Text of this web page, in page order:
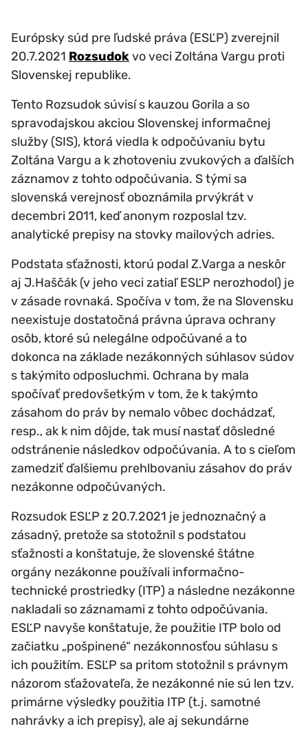
Európsky súd pre ľudské práva (ESĽP) zverejnil
20.7.2021 Rozsudokvo veci Zoltána Vargu proti
Slovenskej republike.
Tento Rozsudok súvisí s kauzou Gorila a so
spravodajskou akciou Slovenskej informačnej
služby (SIS), ktorá viedla k odpočúvaniu bytu
Zoltána Vargu a k zhotoveniu zvukových a ďalších
záznamov z tohto odpočúvania. S tými sa
slovenská verejnosť oboznámila prvýkrát v
decembri 2011, keď anonym rozposlal tzv.
analytické prepisy na stovky mailových adries.
Podstata sťažnosti, ktorú podal Z.Varga a neskôr
aj J.Haščák (v jeho veci zatiaľ ESĽP nerozhodol) je
v zásade rovnaká. Spočíva v tom, že na Slovensku
neexistuje dostatočná právna úprava ochrany
osôb, ktoré sú nelegálne odpočúvané a to
dokonca na základe nezákonných súhlasov súdov
s takýmito odposluchmi. Ochrana by mala
spočívať predovšetkým v tom, že k takýmto
zásahom do práv by nemalo vôbec dochádzať,
resp., ak k nim dôjde, tak musí nastať dôsledné
odstránenie následkov odpočúvania. A to s cieľom
zamedziť ďalšiemu prehlbovaniu zásahov do práv
nezákonne odpočúvaných.
Rozsudok ESĽP z 20.7.2021 je jednoznačný a
zásadný, pretože sa stotožnil s podstatou
sťažnosti a konštatuje, že slovenské štátne
orgány nezákonne používali informačno-
technické prostriedky (ITP) a následne nezákonne
nakladali so záznamami z tohto odpočúvania.
ESĽP navyše konštatuje, že použitie ITP bolo od
začiatku „pošpinené“ nezákonnosťou súhlasu s
ich použitím. ESĽP sa pritom stotožnil s právnym
názorom sťažovateľa, že nezákonné nie sú len tzv.
primárne výsledky použitia ITP (t.j. samotné
nahrávky a ich prepisy), ale aj sekundárne